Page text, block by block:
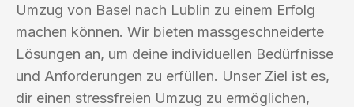
Umzug von Basel nach Lublin zu einem Erfolg
machen können. Wir bieten massgeschneiderte
Lösungen an, um deine individuellen Bedürfnisse
und Anforderungen zu erfüllen. Unser Ziel ist es,
dir einen stressfreien Umzug zu ermöglichen,